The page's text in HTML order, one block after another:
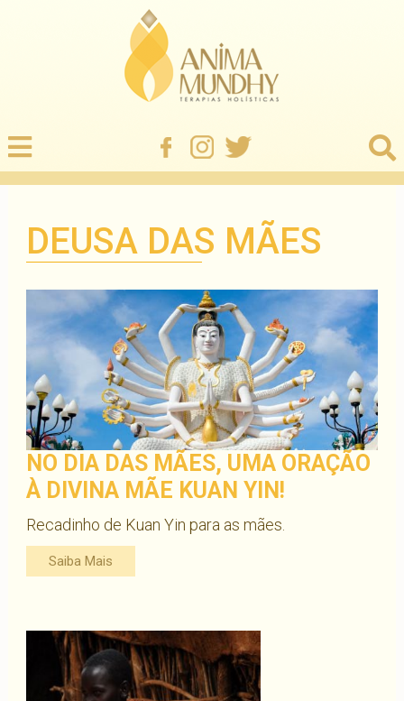
DEUSA DAS MÃES
NO DIA DAS MÃES, UMA ORAÇÃO
À DIVINA MÃE KUAN YIN!
Recadinho de Kuan Yin para as mães.
Saiba Mais